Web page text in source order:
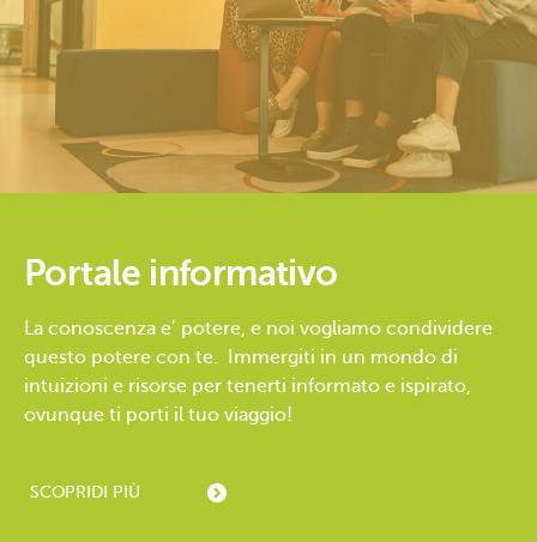
Portale informativo
La conoscenza e’ potere, e noi vogliamo condividere
questo potere con te. Immergiti in un mondo di
intuizioni e risorse per tenerti informato e ispirato,
ovunque ti porti il tuo viaggio!
SCOPRI DI PIÙ